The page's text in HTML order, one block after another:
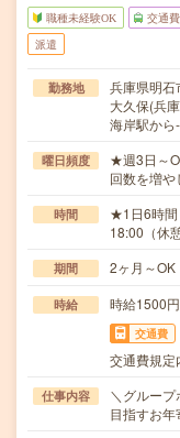
職種未経験OK 交通
派遣
勤務地
兵庫県明石
大久保(兵
海岸駅から
曜日頻度
★週3日～
回数を増や
時間
★1日6時間
18:00（休
期間 2ヶ月～
時給 時給1500
交通費
交通費規定
仕事内容
＼グルー
目指すお